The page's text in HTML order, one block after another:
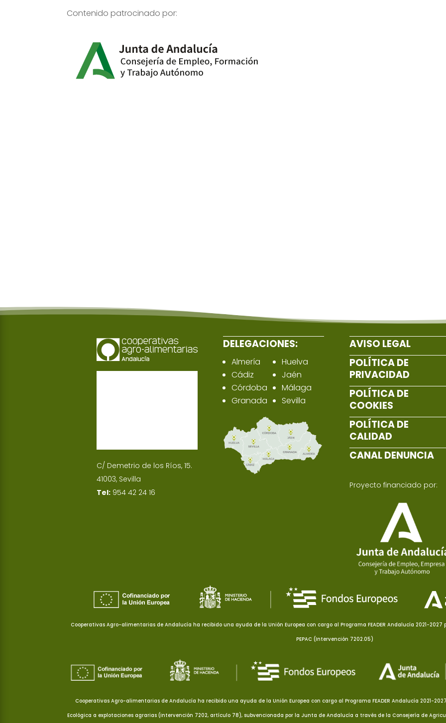
Contenido patrocinado por:
C/ Demetrio de los Ríos, 15.
41003, Sevilla
Tel: 954 42 24 16
DELEGACIONES:
Almería
Cádiz
Córdoba
Granada
Huelva
Jaén
Málaga
Sevilla
AVISO LEGAL
POLÍTICA DE
PRIVACIDAD
POLÍTICA DE
COOKIES
POLÍTICA DE
CALIDAD
CANAL DENUNCIA
Proyecto financiado por:
Cooperativas Agro-alimentarias de Andalucía ha recibido una ayuda de la Unión Europea con cargo al Programa FEADER Andalucía 2021-2027
PEPAC (Intervención 7202.05)
Cooperativas Agro-alimentarias de Andalucía ha recibido una ayuda de la Unión Europea con cargo al Programa FEADER Andalucía 2021-
Ecológica a explotaciones agrarias (Intervención 7202, artículo 78), subvencionada por la Junta de Andalucía a través de la Consejería de